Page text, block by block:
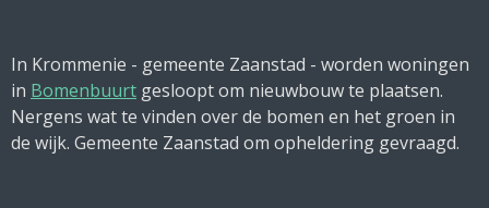
In Krommenie - gemeente Zaanstad - worden woningen
in Bomenbuurt gesloopt om nieuwbouw te plaatsen.
Nergens wat te vinden over de bomen en het groen in
de wijk. Gemeente Zaanstad om opheldering gevraagd.